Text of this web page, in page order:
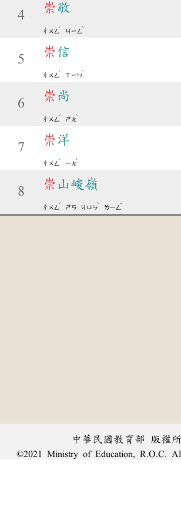
4
崇敬
ㄔㄨㄥ
ˊ
ㄐㄧㄥ
ˋ
5
崇信
ㄔㄨㄥ
ˊ
ㄒㄧㄣ
ˋ
6
崇 尚
ㄔㄨㄥ
ˊ
ㄕㄤ
ˋ
7
崇 洋
ㄔㄨㄥ
ˊ
ㄧㄤ
ˊ
8
崇 山峻嶺
ㄔㄨㄥ
ˊ
ㄕㄢ ㄐㄩㄣ
ˋ
ㄌㄧㄥ
ˇ
中華民國教育部 版權
©2021 Ministry of Education, R.O.C.